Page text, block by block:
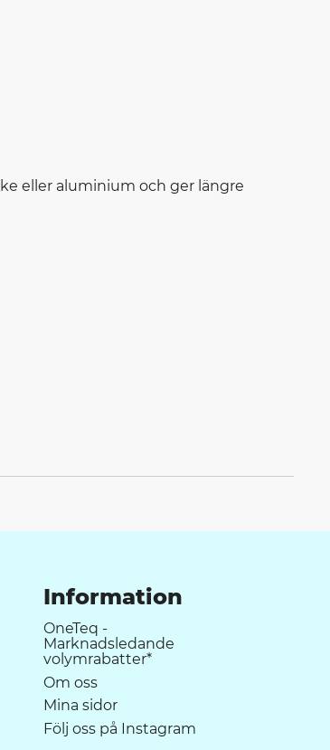
eller aluminium och ger längre
Information
OneTeq -
Marknadsledande
volymrabatter*
Om oss
Mina sidor
Följ oss på Instagram